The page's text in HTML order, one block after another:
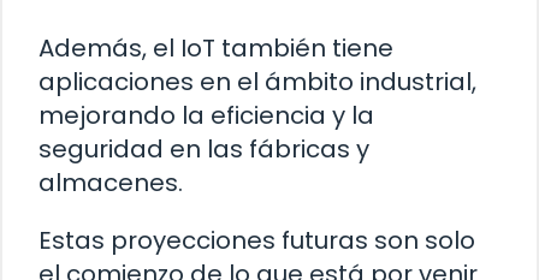
Además, el IoT también tiene
aplicaciones en el ámbito industrial,
mejorando la eficiencia y la
seguridad en las fábricas y
almacenes.
Estas proyecciones futuras son solo